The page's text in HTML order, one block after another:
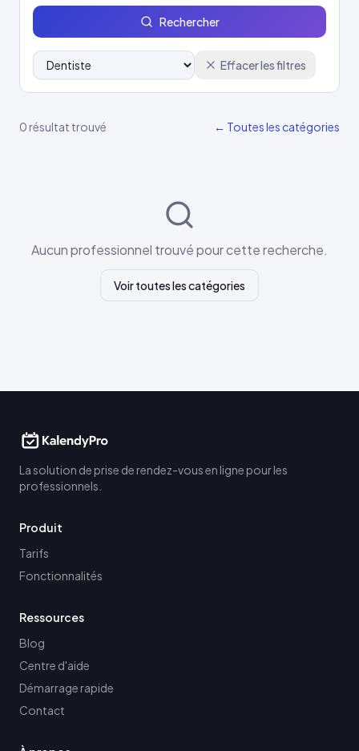
Rechercher
Effacer les filtres
0 résultat trouvé ← Toutes les catégories
Aucun professionnel trouvé pour cette recherche.
Voir toutes les catégories
La solution de prise de rendez-vous en ligne pour les
professionnels.
Produit
Tarifs
Fonctionnalités
Ressources
Blog
Centre d'aide
Démarrage rapide
Contact